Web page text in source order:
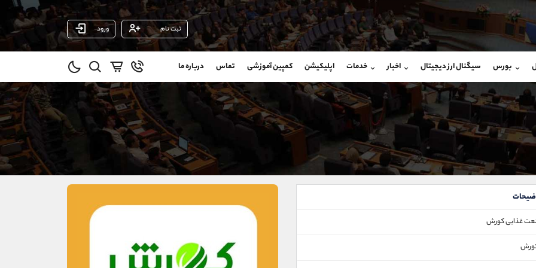
ثبت نام ورود
بورس سیگنال ارز دیجیتال اخبار خدمات اپلیکیشن کمپین آموزشی تماس درباره ما
غذايی كورش
شروع گفتگو
@Armteam_admin_por
107
شروع گفتگو
@Armteam_admin_33
داخلی 118
(محسن یزدی)
09304891085
واتساپ شروع گفتگو
تلگرام @Armteam_admin_103
021-22021030
90001030
@alireza.mehrabii
@alirezamehrabi_official